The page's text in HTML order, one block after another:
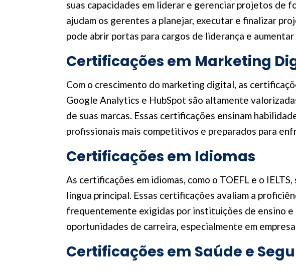
suas capacidades em liderar e gerenciar projetos de
ajudam os gerentes a planejar, executar e finalizar
pode abrir portas para cargos de liderança e
Certificações em Marketing
Com o crescimento do marketing digital, as
Google Analytics e HubSpot são altamente
de suas marcas. Essas certificações ensinam
profissionais mais competitivos e preparados para
Certificações em Idiomas
As certificações em idiomas, como o TOEFL e o
língua principal. Essas certificações avaliam a
frequentemente exigidas por instituições de ensino e
oportunidades de carreira, especialmente em
Certificações em Saúde e